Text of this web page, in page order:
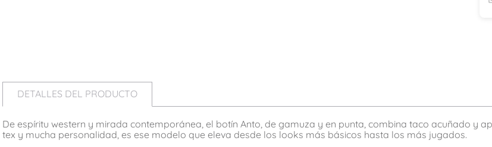
DETALLES DEL PRODUCTO
De espíritu western y mirada contemporánea, el botín Anto, de gamuza y en punta, combina taco acuñado y
tex y mucha personalidad, es ese modelo que eleva desde los looks más básicos hasta los más jugados.